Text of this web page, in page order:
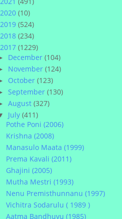
2020 (10)
2019 (524)
2018 (234)
2017 (1229)
December(104)
November(124)
October(123)
September(130)
August(327)
July(411)
Pothe Poni (2006)
Krishna (2008)
Manasulo Maata (1999)
Prema Kavali (2011)
Ghajini (2005)
Mutha Mestri (1993)
Nenu Premisthunnanu (1997)
Vichitra Sodarulu ( 1989 )
Aatma Bandhuvu (1985)